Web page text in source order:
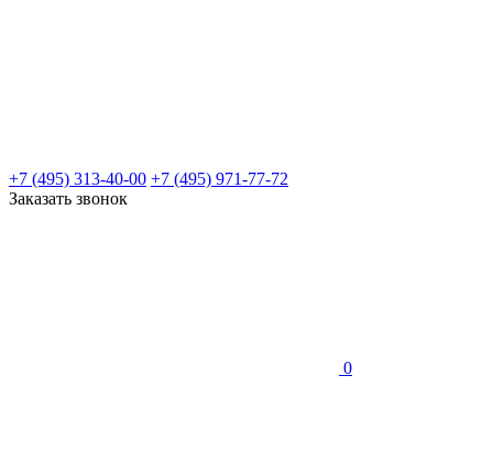
+7 (495) 313-40-00 +7 (495) 971-77-72
Заказать звонок
0